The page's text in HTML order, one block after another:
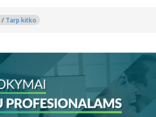
/ Tarp kitko